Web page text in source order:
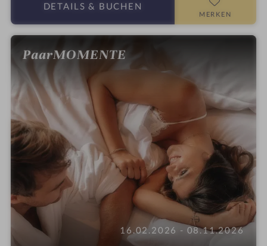
n
DETAILS & BUCHEN
MERKEN
PaarMOMENTE
16.02.2026 - 08.11.2026